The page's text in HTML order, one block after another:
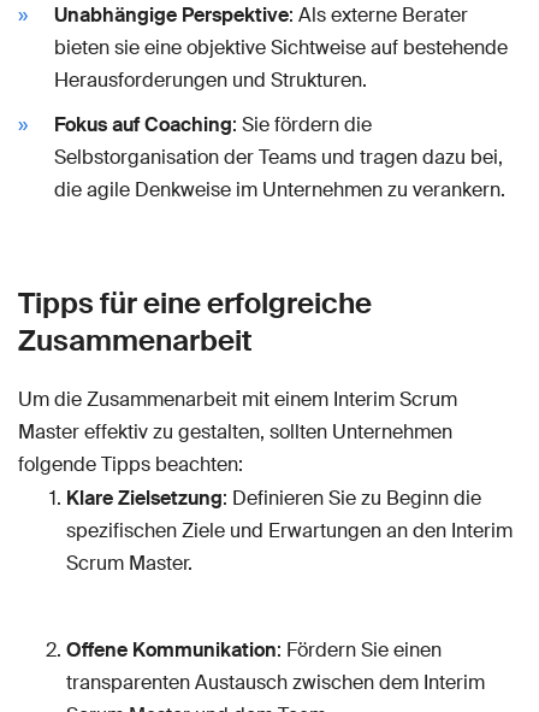
Unabhängige Perspektive: Als externe Berater
bieten sie eine objektive Sichtweise auf bestehende
Herausforderungen und Strukturen.
Fokus auf Coaching: Sie fördern die
Selbstorganisation der Teams und tragen dazu bei,
die agile Denkweise im Unternehmen zu verankern.
Tipps für eine erfolgreiche
Zusammenarbeit
Um die Zusammenarbeit mit einem Interim Scrum
Master effektiv zu gestalten, sollten Unternehmen
folgende Tipps beachten:
Klare Zielsetzung: Definieren Sie zu Beginn die
spezifischen Ziele und Erwartungen an den Interim
Scrum Master.
Offene Kommunikation: Fördern Sie einen
transparenten Austausch zwischen dem Interim